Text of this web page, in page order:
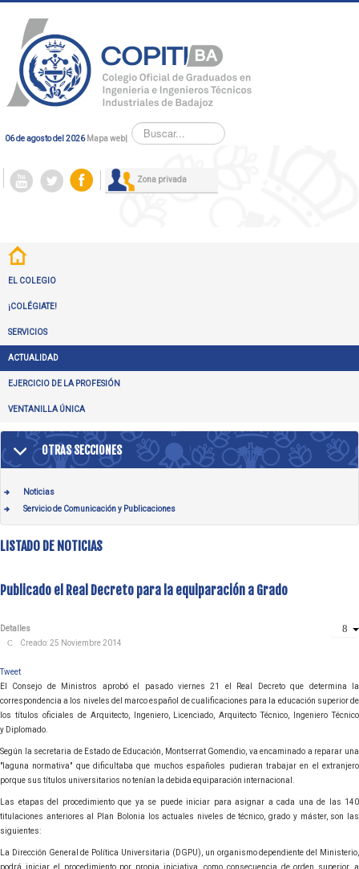
06 de agosto del 2026 Mapa web|
Buscar...
Zona privada
EL COLEGIO
¡COLÉGIATE!
SERVICIOS
ACTUALIDAD
EJERCICIO DE LA PROFESIÓN
VENTANILLA ÚNICA
OTRAS SECCIONES
Noticias
Servicio de Comunicación y Publicaciones
LISTADO DE NOTICIAS
Publicado el Real Decreto para la equiparación a Grado
Detalles
Creado: 25 Noviembre 2014
Tweet
El Consejo de Ministros aprobó el pasado viernes 21 el Real Decreto que determina la
correspondencia a los niveles del marco español de cualificaciones para la educación superior de
los títulos oficiales de Arquitecto, Ingeniero, Licenciado, Arquitecto Técnico, Ingeniero Técnico
y Diplomado.
Según la secretaria de Estado de Educación, Montserrat Gomendio, va encaminado a reparar una
"laguna normativa" que dificultaba que muchos españoles pudieran trabajar en el extranjero
porque sus títulos universitarios no tenían la debida equiparación internacional.
Las etapas del procedimiento que ya se puede iniciar para asignar a cada una de las 140
titulaciones anteriores al Plan Bolonia los actuales niveles de técnico, grado y máster, son las
siguientes:
La Dirección General de Política Universitaria (DGPU), un organismo dependiente del Ministerio,
podrá iniciar el procedimiento por propia iniciativa, como consecuencia de orden superior, a